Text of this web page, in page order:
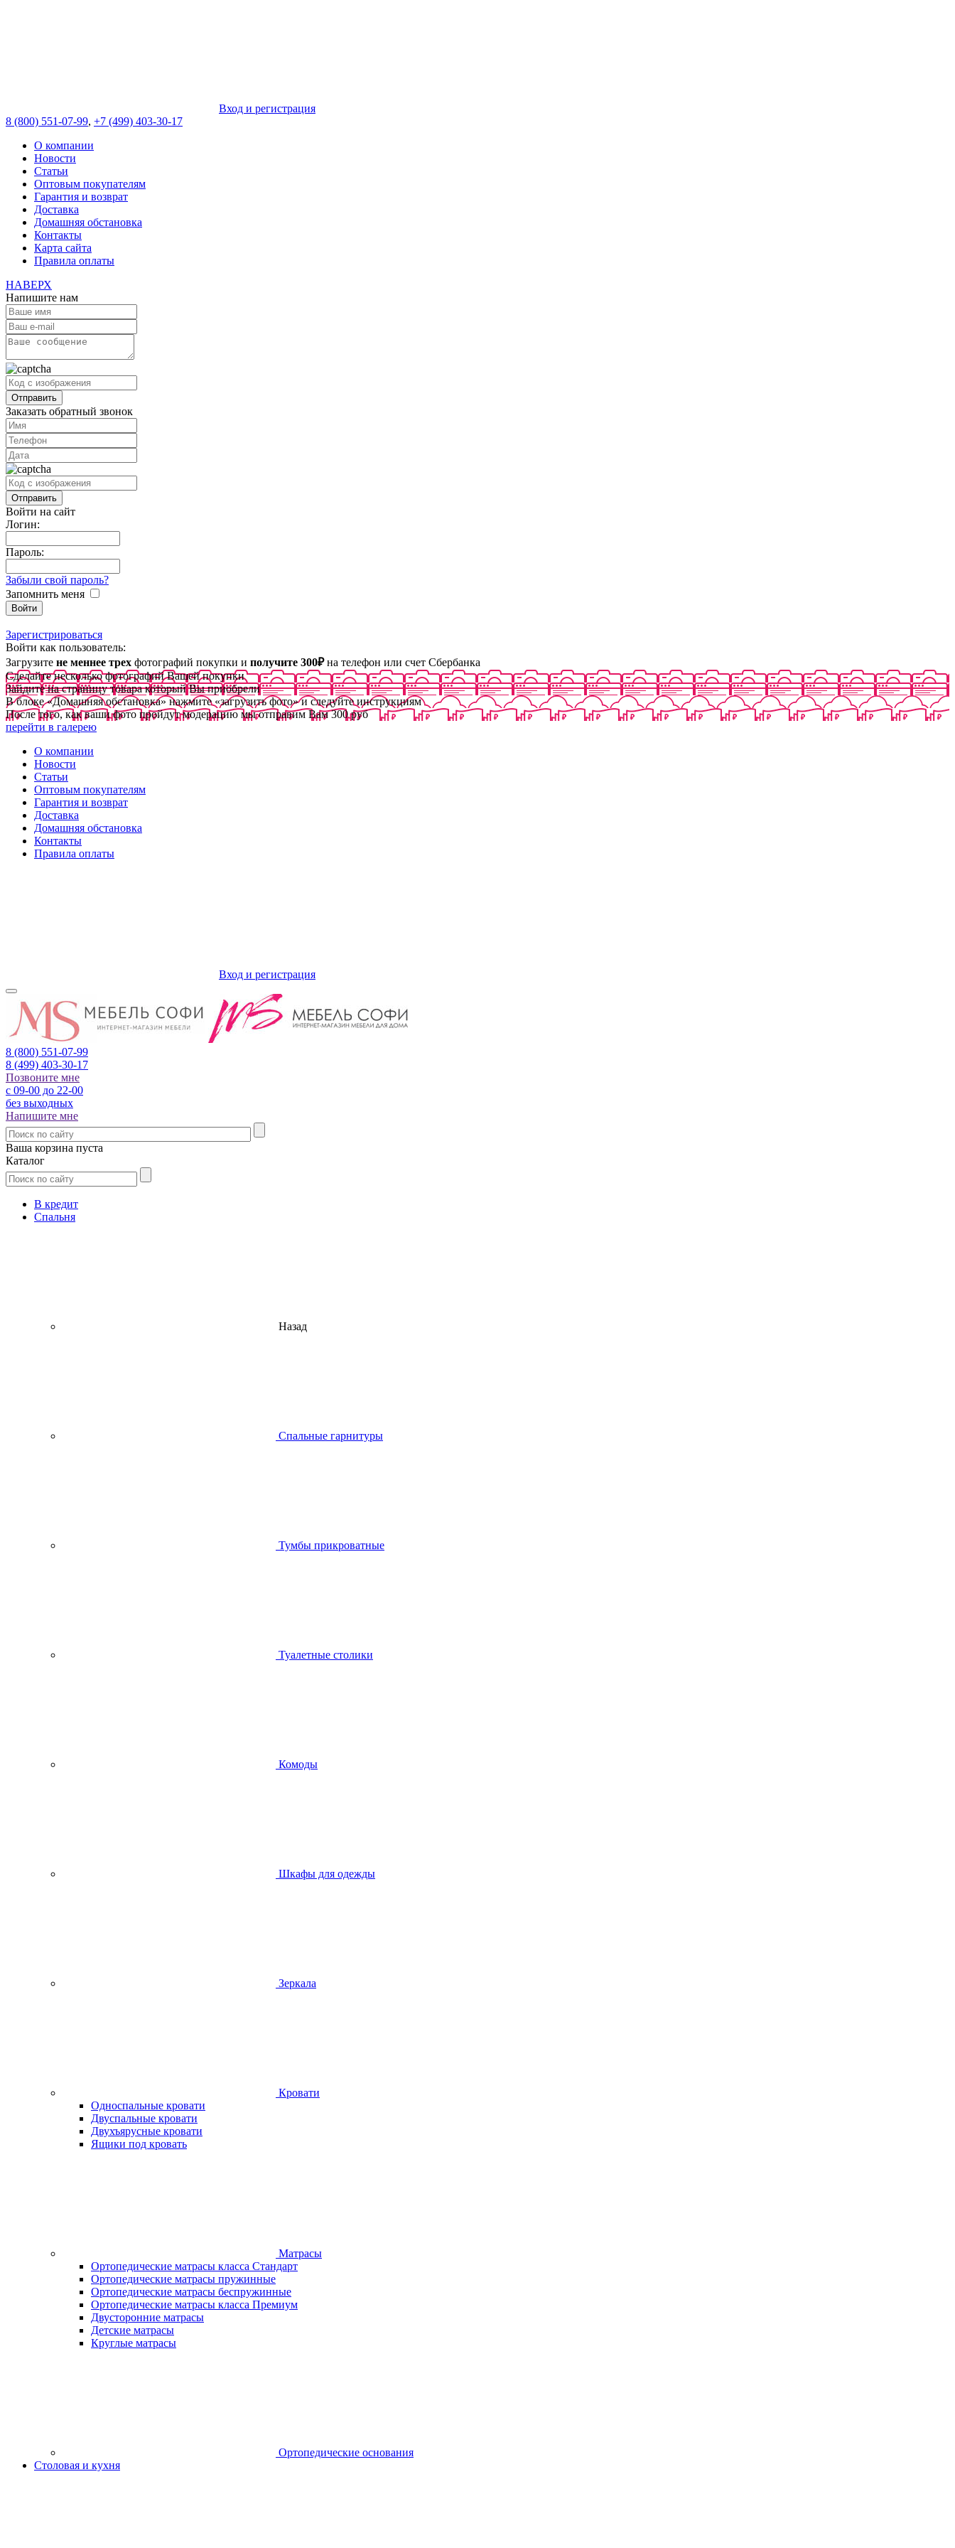
Вход и регистрация
8 (800) 551-07-99, +7 (499) 403-30-17
О компании
Новости
Статьи
Оптовым покупателям
Гарантия и возврат
Доставка
Домашняя обстановка
Контакты
Карта сайта
Правила оплаты
НАВЕРХ
Напишите нам
Заказать обратный звонок
Войти на сайт
Логин:
Пароль:
Забыли свой пароль?
Запомнить меня
Зарегистрироваться
Войти как пользователь:
Загрузите не меннее трех фотографий покупки и получите 300₽на телефон или счет Сбербанка
Сделайте несколько фотографий Вашей покупки
Зайдите на страницу товара который Вы приобрели
В блоке «Домашняя обстановка» нажмите «загрузить фото» и следуйте инструкциям
После того, как ваши фото пройдут модерацию мы отправим Вам 300 руб
перейти в галерею
О компании
Новости
Статьи
Оптовым покупателям
Гарантия и возврат
Доставка
Домашняя обстановка
Контакты
Правила оплаты
Вход и регистрация
8 (800) 551-07-99
8 (499) 403-30-17
Позвоните мне
с 09-00 до 22-00
без выходных
Напишите мне
Ваша корзина пуста
Каталог
В кредит
Спальня
Назад
Спальные гарнитуры
Тумбы прикроватные
Туалетные столики
Комоды
Шкафы для одежды
Зеркала
Кровати
Односпальные кровати
Двуспальные кровати
Двухъярусные кровати
Ящики под кровать
Матрасы
Ортопедические матрасы класса Стандарт
Ортопедические матрасы пружинные
Ортопедические матрасы беспружинные
Ортопедические матрасы класса Премиум
Двусторонние матрасы
Детские матрасы
Круглые матрасы
Ортопедические основания
Столовая и кухня